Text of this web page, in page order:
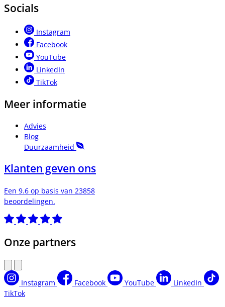
Socials
Instagram
Facebook
YouTube
LinkedIn
TikTok
Meer informatie
Advies
Blog
Duurzaamheid
Klanten geven ons
Een 9.6 op basis van 23858
beoordelingen.
Onze partners
Instagram Facebook YouTube
LinkedIn
TikTok